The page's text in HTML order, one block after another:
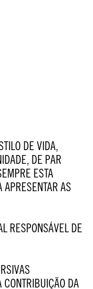
DE VIDA,
DE PAR
ESTA
APRESENTAR AS
RESPONSÁVEL DE
DA